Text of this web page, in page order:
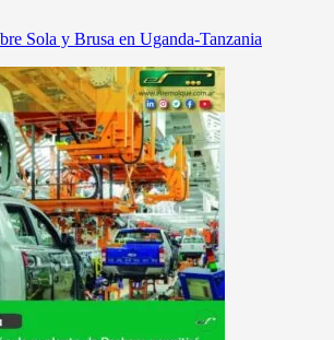
Sola y Brusa en Uganda-Tanzania